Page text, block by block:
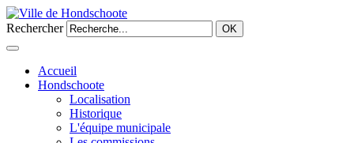
Rechercher OK
Accueil
Hondschoote
Localisation
Historique
L'équipe municipale